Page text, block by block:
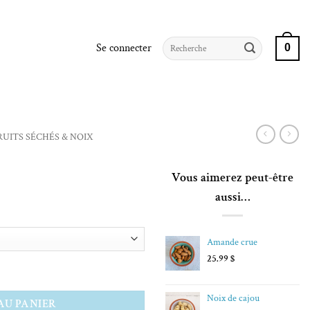
Se connecter
Recherche
pour :
0
SÉCHÉS & NOIX
PANIER
Vous aimerez peut-être
aussi…
Amande crue
25.99$
Noix de cajou